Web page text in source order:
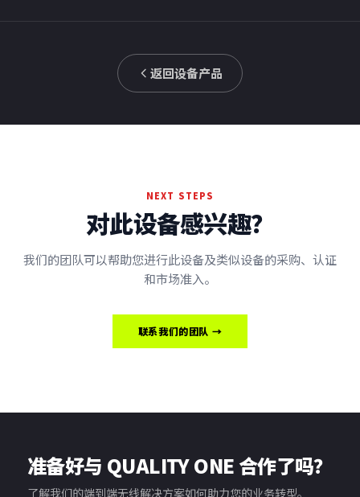
返回设备产品
NEXT STEPS
对此设备感兴趣？
我们的团队可以帮助您进行此设备及类似设备的采购、认证
和市场准入。
联系我们的团队 →
准备好与 QUALITY ONE 合作了吗？
了解我们的端到端无线解决方案如何助力您的业务转型。